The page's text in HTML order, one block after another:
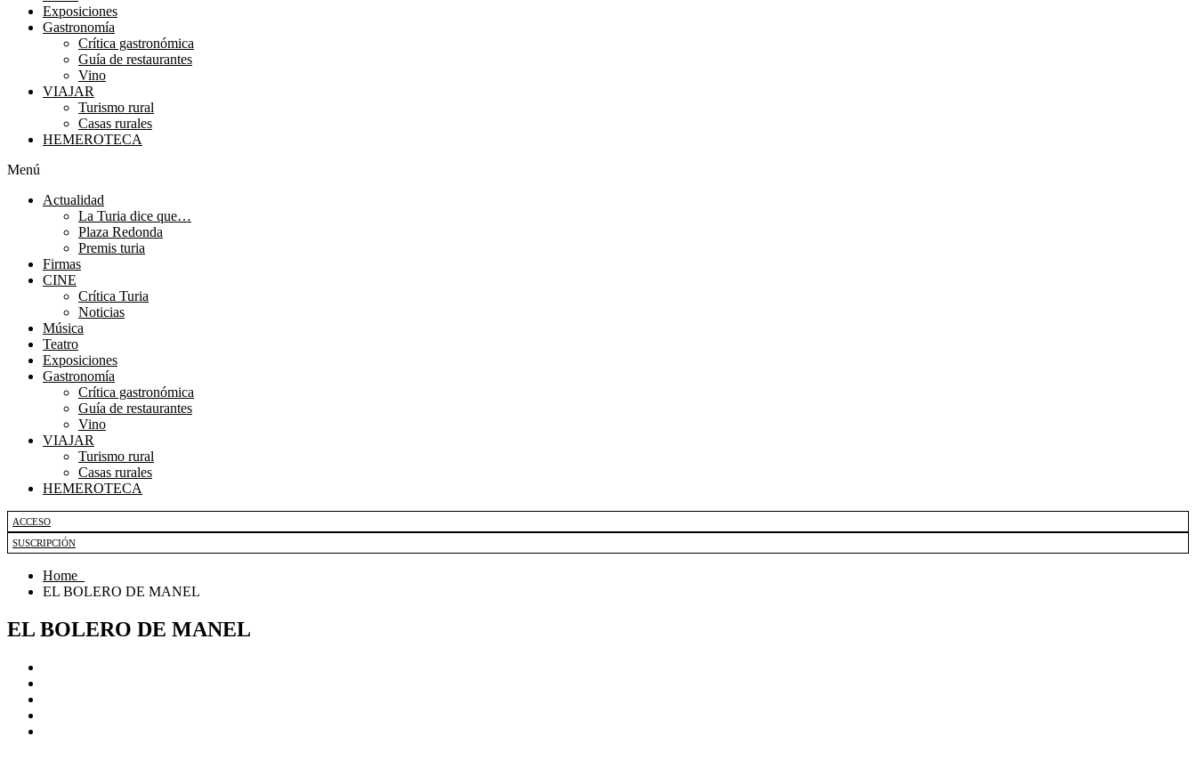
Exposiciones
Gastronomía
Crítica gastronómica
Guía de restaurantes
Vino
VIAJAR
Turismo rural
Casas rurales
HEMEROTECA
Menú
Actualidad
La Turia dice que…
Plaza Redonda
Premis turia
Firmas
CINE
Crítica Turia
Noticias
Música
Teatro
Exposiciones
Gastronomía
Crítica gastronómica
Guía de restaurantes
Vino
VIAJAR
Turismo rural
Casas rurales
HEMEROTECA
ACCESO
SUSCRIPCIÓN
Home
EL BOLERO DE MANEL
EL BOLERO DE MANEL